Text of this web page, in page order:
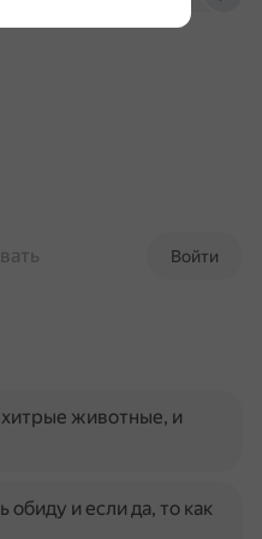
Войти
животные, и
и если да, то как